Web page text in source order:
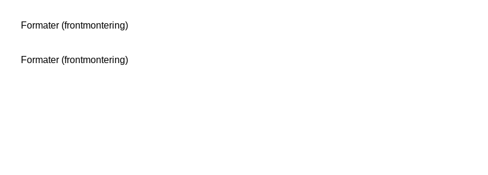
Formater (frontmontering)
Formater (frontmontering)